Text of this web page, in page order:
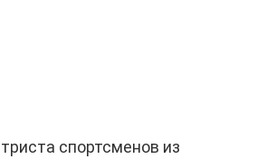
спортсменов из